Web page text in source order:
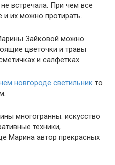
встречала. При чем все
и их можно протирать.
Зайковой можно
цветочки и травы
и салфетках.
новгороде светильник то
многогранны: искусство
техники,
Марина автор прекрасных